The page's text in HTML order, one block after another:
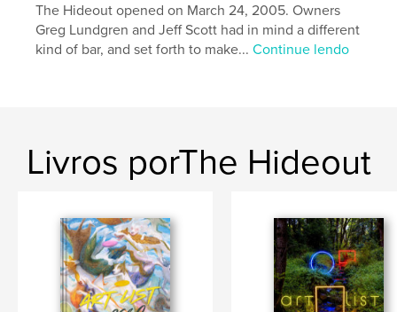
The Hideout opened on March 24, 2005. Owners
Greg Lundgren and Jeff Scott had in mind a different
kind of bar, and set forth to make...Continue lendo
Livros porThe Hideout